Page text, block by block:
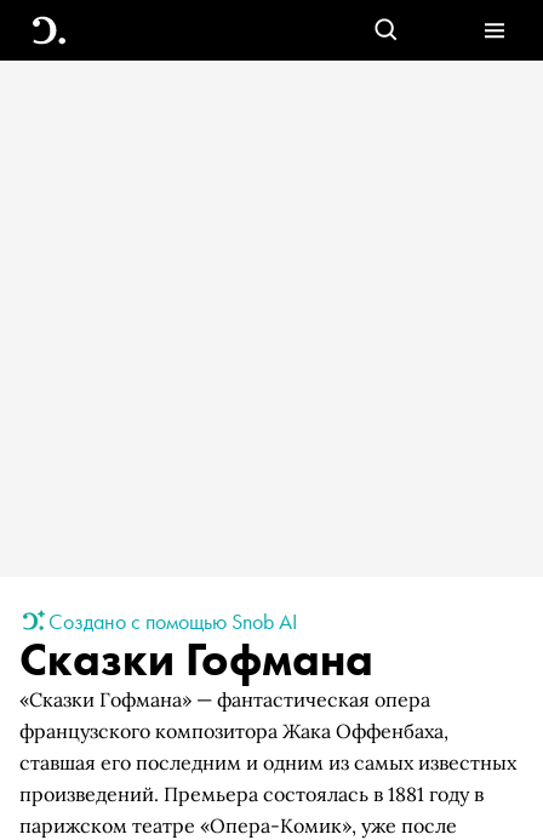
Создано с помощью Snob AI
Сказки Гофмана
«Сказки Гофмана» — фантастическая опера
французского композитора Жака Оффенбаха,
ставшая его последним и одним из самых известных
произведений. Премьера состоялась в 1881 году в
парижском театре «Опера-Комик», уже после